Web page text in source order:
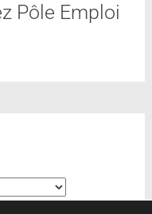
Pôle Emploi